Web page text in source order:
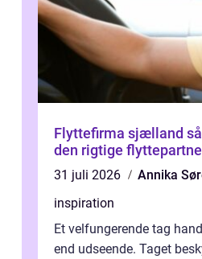
Flyttefirma sjælland sådan vælger du
den rigtige
31 juli 2026
Annika
inspiration
Et velfungerende tag
end udseende. Taget